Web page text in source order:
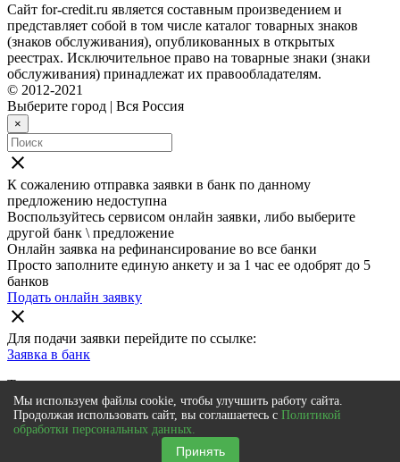
Сайт for-credit.ru является составным произведением и
представляет собой в том числе каталог товарных знаков
(знаков обслуживания), опубликованных в открытых
реестрах. Исключительное право на товарные знаки (знаки
обслуживания) принадлежат их правообладателям.
© 2012-2021
Выберите город | Вся Россия
×
close
К сожалению отправка заявки в банк по данному
предложению недоступна
Воспользуйтесь сервисом онлайн заявки, либо выберите
другой банк \ предложение
Онлайн заявка на рефинансирование во все банки
Просто заполните единую анкету и за 1 час ее одобрят до 5
банков
Подать онлайн заявку
close
Для подачи заявки перейдите по ссылке:
Заявка в банк
Также мы рекомендуем
Онлайн заявка на рефинансирование во все банки
Просто заполните единую анкету и за 1 час ее одобрят до 5
Мы используем файлы cookie, чтобы улучшить работу сайта.
Продолжая использовать сайт, вы соглашаетесь с Политикой
обработки персональных данных.
Принять